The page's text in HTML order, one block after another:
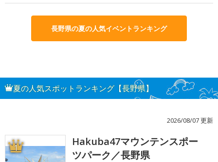
長野県の夏の人気イベントランキング
夏の人気スポットランキング【長野県】
2026/08/07 更新
1
Hakuba47マウンテンスポー
ツパーク／長野県